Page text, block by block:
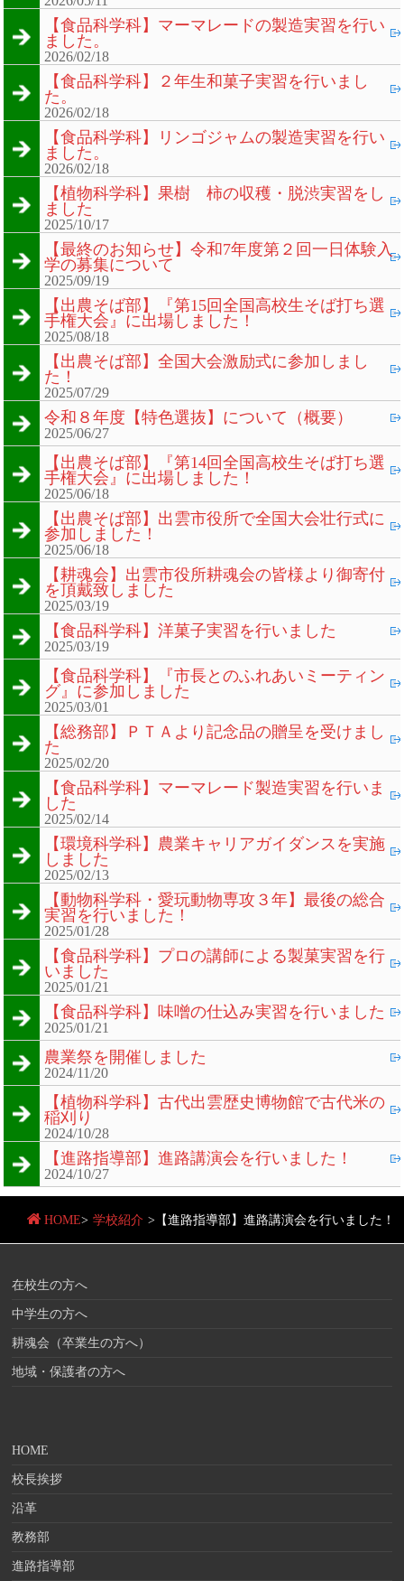
【食品科学科】マーマレードの製造実習を行い
ました。
2026/02/18
【食品科学科】２年生和菓子実習を行いまし
た。
2026/02/18
【食品科学科】リンゴジャムの製造実習を行い
ました。
2026/02/18
【植物科学科】果樹 柿の収穫・脱渋実習をし
ました
2025/10/17
【最終のお知らせ】令和7年度第２回一日体験入
学の募集について
2025/09/19
【出農そば部】『第15回全国高校生そば打ち選
手権大会』に出場しました！
2025/08/18
【出農そば部】全国大会激励式に参加しまし
た！
2025/07/29
令和８年度【特色選抜】について（概要）
2025/06/27
【出農そば部】『第14回全国高校生そば打ち選
手権大会』に出場しました！
2025/06/18
【出農そば部】出雲市役所で全国大会壮行式に
参加しました！
2025/06/18
【耕魂会】出雲市役所耕魂会の皆様より御寄付
を頂戴致しました
2025/03/19
【食品科学科】洋菓子実習を行いました
2025/03/19
【食品科学科】『市長とのふれあいミーティン
グ』に参加しました
2025/03/01
【総務部】ＰＴＡより記念品の贈呈を受けまし
た
2025/02/20
【食品科学科】マーマレード製造実習を行いま
した
2025/02/14
【環境科学科】農業キャリアガイダンスを実施
しました
2025/02/13
【動物科学科・愛玩動物専攻３年】最後の総合
実習を行いました！
2025/01/28
【食品科学科】プロの講師による製菓実習を行
いました
2025/01/21
【食品科学科】味噌の仕込み実習を行いました
2025/01/21
農業祭を開催しました
2024/11/20
【植物科学科】古代出雲歴史博物館で古代米の
稲刈り
2024/10/28
【進路指導部】進路講演会を行いました！
2024/10/27
HOME> 学校紹介 > 【進路指導部】進路講演会を行いました！
在校生の方へ
中学生の方へ
耕魂会（卒業生の方へ）
地域・保護者の方へ
HOME
校長挨拶
沿革
教務部
進路指導部